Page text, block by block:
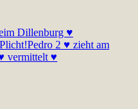
Dillenburg ♥
Pedro 2 ♥ zieht am
vermittelt ♥